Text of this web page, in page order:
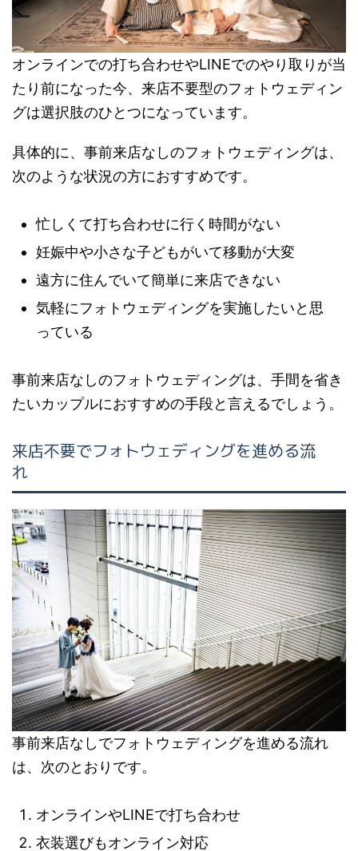
オンラインでの打ち合わせやLINEでのやり取りが当
たり前になった今、来店不要型のフォトウェディン
グは選択肢のひとつになっています。
具体的に、事前来店なしのフォトウェディングは、
次のような状況の方におすすめです。
忙しくて打ち合わせに行く時間がない
妊娠中や小さな子どもがいて移動が大変
遠方に住んでいて簡単に来店できない
気軽にフォトウェディングを実施したいと思
っている
事前来店なしのフォトウェディングは、手間を省き
たいカップルにおすすめの手段と言えるでしょう。
来店不要でフォトウェディングを進める流
れ
事前来店なしでフォトウェディングを進める流れ
は、次のとおりです。
オンラインやLINEで打ち合わせ
衣装選びもオンライン対応